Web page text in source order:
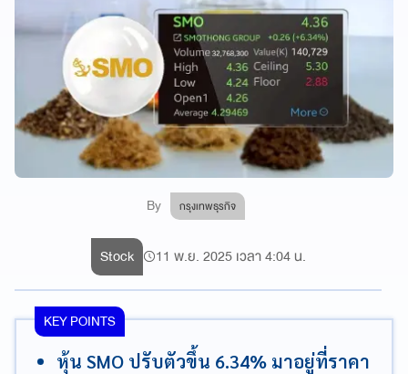
By กรุงเทพธุรกิจ
Stock 11 พ.ย. 2025 เวลา 4:04 น.
KEY POINTS
หุ้น SMO ปรับตัวขึ้น 6.34% มาอยู่ที่ราคา